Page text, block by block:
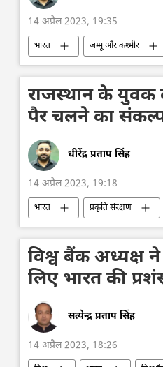
14 अप्रैल 2023, 19:35
भारत जम्मू और कश्मीर
दक्षिण एशिया
राजस्थान के युवक
पैर चलने का
धीरेंद्र प्रताप सिंह
14 अप्रैल 2023, 19:18
भारत प्रकृति संरक्षण
विश्व बैंक अध्यक्ष
लिए भारत की
सत्येन्द्र प्रताप सिंह
14 अप्रैल 2023, 18:26